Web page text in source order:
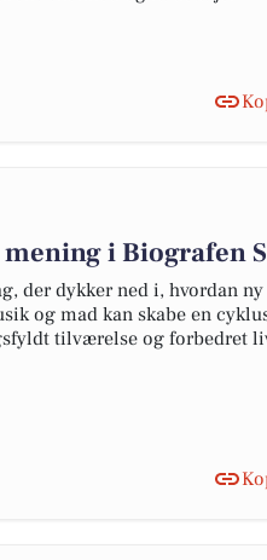
i Biografen
der dykker ned i, hvordan
og mad kan skabe en
tilværelse og forbedret